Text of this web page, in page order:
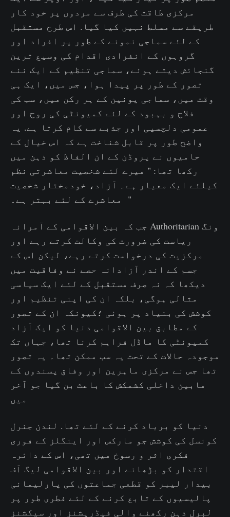
مرکزی طاقت کی طرف سے مردوں پر خود کار
طریقے سے مسلط نہیں کیا گیا. اس طرح مستقبل
کے لئے سماجی نمونے کے طور پر افراد اور
گروہوں کے انفرادی اقدام کی وسیع ترین
گنجائش دیتے ہوئے، سماجی تنظیم کے ایک نئے
تصور کے طور پر پیدا ہوا، جس میں، ایک ہی
وقت میں، سماجی یونین کے ہر رکن میں، سب کی
فلاح و بہبود کے لئے کمیونٹی کی روح اور
عمومی دلچسپی اور جذبے سے کام کرتا ہے. یہ
واضح طور پر قابل شناخت ہے کہ اس خیال کے
حامیوں نے پروڈن کے ان الفاظ کو ذہن میں
رکھا تھا: " میرے لئے شخصیت معاشرتی نظم
کیلئے ایک معیار ہے۔ آزاد، خودمختار شخصیت
معاشرے کے لئے بہتر ہے۔ "
جب کہ بین الاقوامی کے آمرانہ Authoritarian ونگ
ریاست کی ضرورت کی وکالت کرتے رہے اور
مرکزیت کی درخواست کرتے رہے، لیکن اس کے
جسم کے اندر آزادانہ حصے نے وفاقیت میں
دیکھا کہ نہ صرف مستقبل کے لئے ایک سیاسی
مثالی ہوگی، بلکہ ان کی اپنی تنظیم اور
کوشش کی بنیاد پر ہوئی ؛کیونکہ ان کے تصور
کے مطابق بین الاقوامی دنیا کو ایک آزاد
کمیونٹی کا ماڈل فراہم کرنا تھا، جہاں تک
موجودہ حالات کے تحت یہ سب ممکن تھا۔ یہ تصور
تھا جس نے مرکزی ماہرین اور وفاق پسندوں کے
مابین داخلی کشمکش کا باعث بن گیا جو آخر
میں
دنیا کو برباد کرنے کے لئے تھا. لندن جنرل
کونسل کی کوشش جو مارکس اور اینگلز کے فوری
فکری اثر و رسوخ میں تھی، اس کے دائرہ
اقتدار کو بڑھانے اور بین الاقوامی لیگ آف
بیدار لیبر کو قطعی جماعتوں کی پارلیمانی
پالیسیوں کے تابع کرنے کے لئے فطری طور پر
لبرل ذہن رکھنے والی فیڈریشنز اور سیکشنز